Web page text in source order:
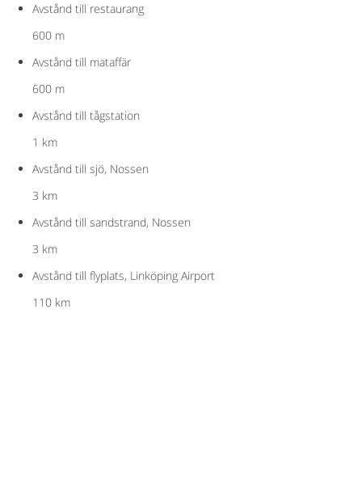
Avstånd till restaurang
600 m
Avstånd till mataffär
600 m
Avstånd till tågstation
1 km
Avstånd till sjö, Nossen
3 km
Avstånd till sandstrand, Nossen
3 km
Avstånd till flyplats, Linköping Airport
110 km